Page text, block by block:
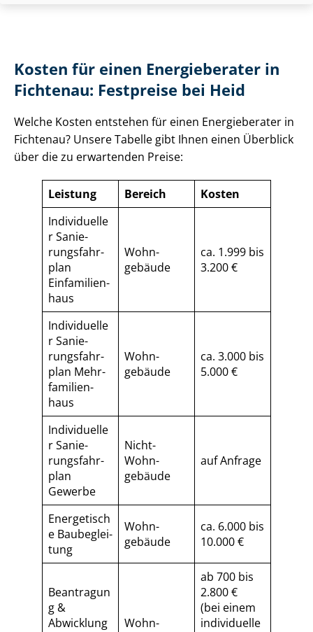
Kosten für einen Energieberater in
Fichtenau: Festpreise bei Heid
Welche Kosten entstehen für einen Energieberater in
Fichtenau? Unsere Tabelle gibt Ihnen einen Überblick
über die zu erwartenden Preise:
Leistung Bereich
Kosten
Individuelle
r Sa­nie­
rungs­fahr­
plan
Einfamilien­
haus
Wohn­
gebäude
ca. 1.999 bis
3.200 €
Individuelle
r Sa­nie­
rungs­fahr­
plan Mehr­
fa­mi­li­en­
haus
Wohn­
gebäude
ca. 3.000 bis
5.000 €
Individuelle
r Sa­nie­
rungs­fahr­
plan
Gewerbe
Nicht-
Wohn­
gebäude
auf Anfrage
Energetisch
e Baubeglei­
tung
Wohn­
gebäude
ca. 6.000 bis
10.000 €
Beantragun
g &
Abwicklung
Wohn­
ab 700 bis
2.800 €
(bei einem
individuelle